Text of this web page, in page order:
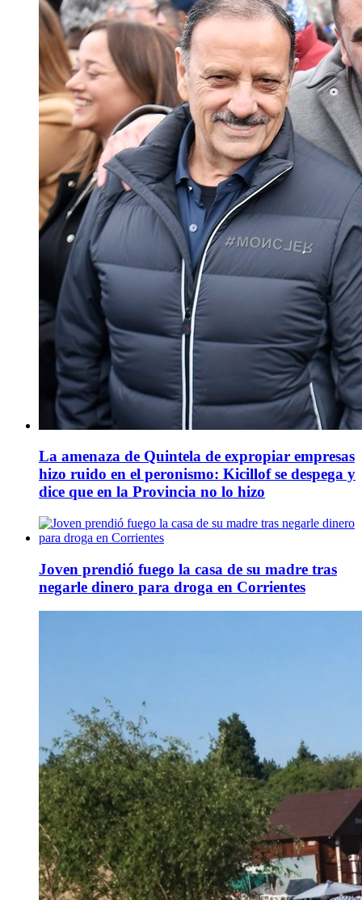
La amenaza de Quintela de expropiar empresas
hizo ruido en el peronismo: Kicillof se despega y
dice que en la Provincia no lo hizo
Joven prendió fuego la casa de su madre tras
negarle dinero para droga en Corrientes